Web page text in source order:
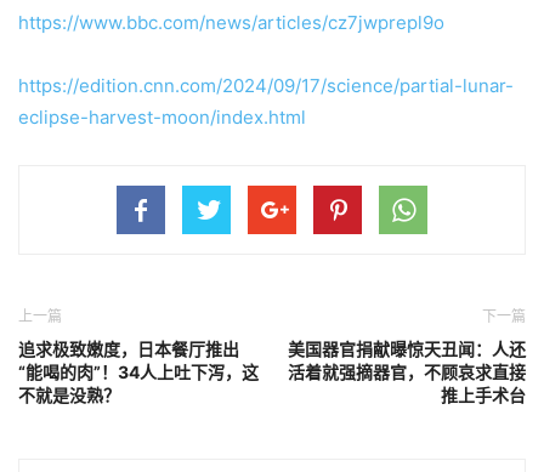
https://www.bbc.com/news/articles/cz7jwprepl9o
https://edition.cnn.com/2024/09/17/science/partial-lunar-
eclipse-harvest-moon/index.html
上一篇
追求极致嫩度，日本餐厅推出
“能喝的肉”！34人上吐下泻，这
不就是没熟？
下一篇
美国器官捐献曝惊天丑闻：人还
活着就强摘器官，不顾哀求直接
推上手术台